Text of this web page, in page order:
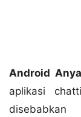
Android
aplikasi